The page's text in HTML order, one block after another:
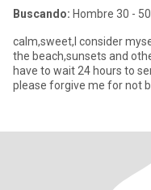
Buscando: Hombre 30 - 50
calm,sweet,I consider
the beach,sunsets and other
have to wait 24 hours to
please forgive me for not